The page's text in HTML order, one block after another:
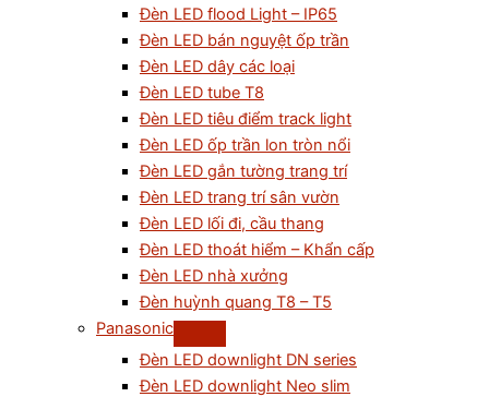
Đèn LED flood Light – IP65
Đèn LED bán nguyệt ốp trần
Đèn LED dây các loại
Đèn LED tube T8
Đèn LED tiêu điểm track light
Đèn LED ốp trần lon tròn nổi
Đèn LED gắn tường trang trí
Đèn LED trang trí sân vườn
Đèn LED lối đi, cầu thang
Đèn LED thoát hiểm – Khẩn cấp
Đèn LED nhà xưởng
Đèn huỳnh quang T8 – T5
Panasonic
Đèn LED downlight DN series
Đèn LED downlight Neo slim